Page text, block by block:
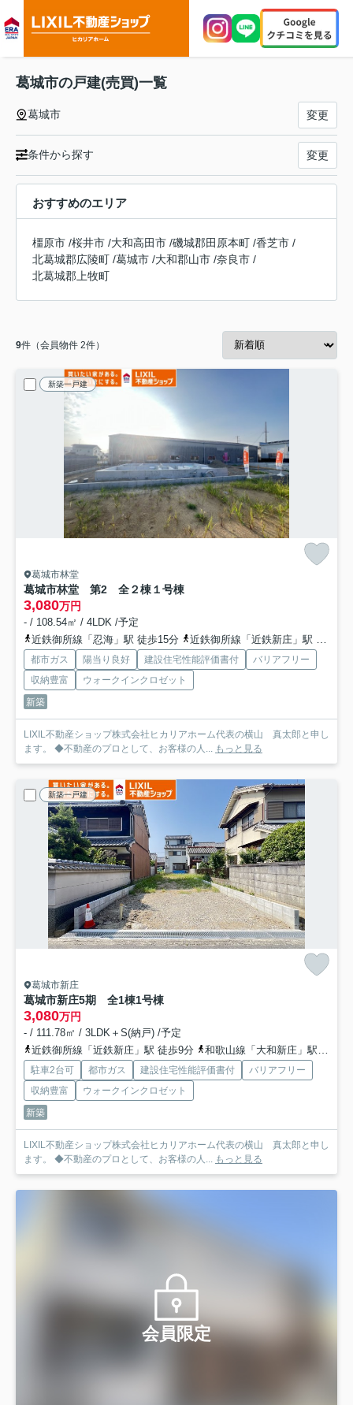
葛城市の戸建(売買)一覧
葛城市 変更
条件から探す 変更
おすすめのエリア
橿原市 /桜井市 /大和高田市 /磯城郡田原本町 /香芝市 /
北葛城郡広陵町 /葛城市 /大和郡山市 /奈良市 /
北葛城郡上牧町
9件（会員物件 2件）
新築一戸建
葛城市林堂
葛城市林堂 第2 全２棟１号棟
3,080万円
- / 108.54㎡ / 4LDK /予定
近鉄御所線「忍海」駅 徒歩15分
近鉄御所線「近鉄新庄」駅 徒歩21分
都市ガス 陽当り良好 建設住宅性能評価書付
バリアフリー
収納豊富
ウォークインクロゼット
新築
LIXIL不動産ショップ株式会社ヒカリアホーム代表の横山 真太郎と申し
ます。 ◆不動産のプロとして、お客様の人...
もっと見る
新築一戸建
葛城市新庄
葛城市新庄5期 全1棟1号棟
3,080万円
- / 111.78㎡ / 3LDK＋S(納戸) /予定
近鉄御所線「近鉄新庄」駅 徒歩9分
和歌山線「大和新庄」駅 徒歩18分
駐車2台可 都市ガス 建設住宅性能評価書付
バリアフリー
収納豊富
ウォークインクロゼット
新築
LIXIL不動産ショップ株式会社ヒカリアホーム代表の横山 真太郎と申し
ます。 ◆不動産のプロとして、お客様の人...
もっと見る
会員限定